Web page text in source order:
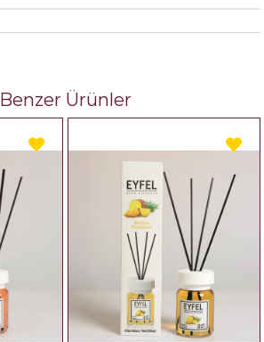
Benzer Ürünler